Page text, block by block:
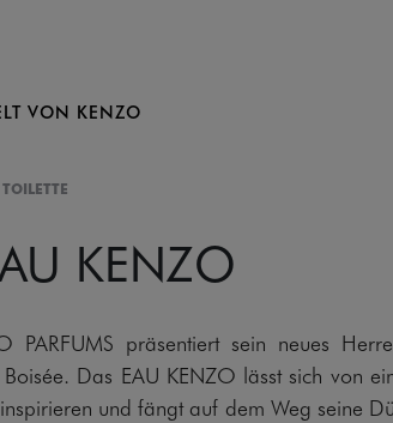
VON KENZO
KENZO
PARFUMS präsentiert sein neues
Boisée. Das EAU KENZO lässt sich von
und fängt auf dem Weg seine